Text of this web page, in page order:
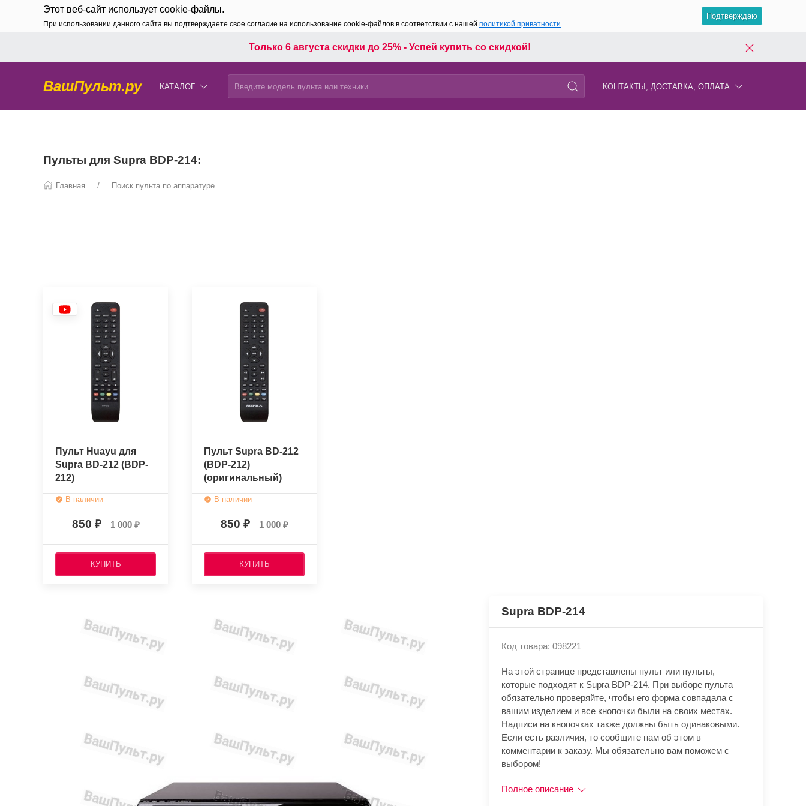
Этот веб-сайт использует cookie-файлы.
При использовании данного сайта вы подтверждаете свое согласие на использование cookie-файлов в соответствии с нашей политикой приватности.
Подтверждаю
Только 6 августа скидки до 25% - Успей купить со скидкой!
ВашПульт.ру КАТАЛОГ КОНТАКТЫ, ДОСТАВКА, ОПЛАТА
Пульты для Supra BDP-214:
Главная Поиск пульта по аппаратуре
Пульт Huayu для
Supra BD-212 (BDP-
212)
В наличии
850 1 000
КУПИТЬ
Пульт Supra BD-212
(BDP-212)
(оригинальный)
В наличии
850 1 000
КУПИТЬ
Supra BDP-214
Код товара: 098221
На этой странице представлены пульт или пульты,
которые подходят к Supra BDP-214. При выборе пульта
обязательно проверяйте, чтобы его форма совпадала с
вашим изделием и все кнопочки были на своих местах.
Надписи на кнопочках также должны быть одинаковыми.
Если есть различия, то сообщите нам об этом в
комментарии к заказу. Мы обязательно вам поможем с
выбором!
Полное описание